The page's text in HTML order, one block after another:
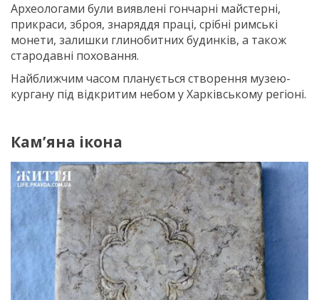
Археологами були виявлені гончарні майстерні,
прикраси, зброя, знаряддя праці, срібні римські
монети, залишки глинобитних будинків, а також
стародавні поховання.
Найближчим часом планується створення музею-
кургану під відкритим небом у Харківському регіоні.
Кам’яна ікона